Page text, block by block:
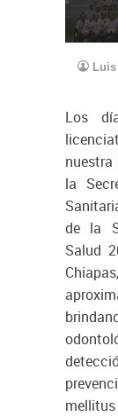
Los
nuestra
la
de la
Salud